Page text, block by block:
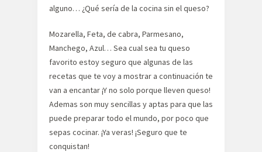
alguno… ¿Qué sería de la cocina sin el queso?
Mozarella, Feta, de cabra, Parmesano,
Manchego, Azul… Sea cual sea tu queso
favorito estoy seguro que algunas de las
recetas que te voy a mostrar a continuación te
van a encantar ¡Y no solo porque lleven queso!
Ademas son muy sencillas y aptas para que las
puede preparar todo el mundo, por poco que
sepas cocinar. ¡Ya veras! ¡Seguro que te
conquistan!